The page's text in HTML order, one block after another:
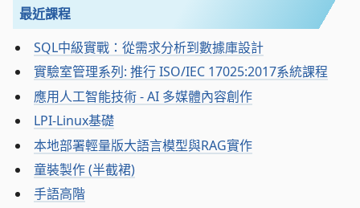
最近課程
SQL中級實戰：從需求分析到數據庫設計
實驗室管理系列: 推行 ISO/IEC 17025:2017系統課程
應用人工智能技術 - AI 多媒體內容創作
LPI-Linux基礎
本地部署輕量版大語言模型與RAG實作
童裝製作 (半截裙)
手語高階